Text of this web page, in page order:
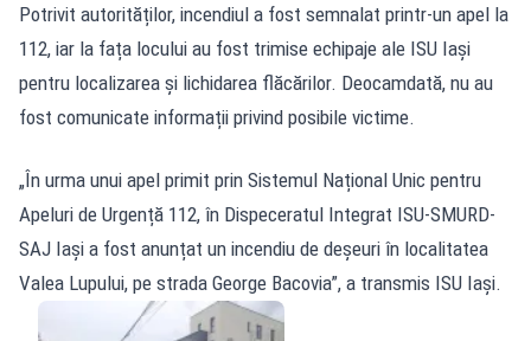
Potrivit autorităților, incendiul a fost semnalat printr-un apel la
112, iar la fața locului au fost trimise echipaje ale ISU Iași
pentru localizarea și lichidarea flăcărilor. Deocamdată, nu au
fost comunicate informații privind posibile victime.
„În urma unui apel primit prin Sistemul Național Unic pentru
Apeluri de Urgență 112, în Dispeceratul Integrat ISU-SMURD-
SAJ Iași a fost anunțat un incendiu de deșeuri în localitatea
Valea Lupului, pe strada George Bacovia”, a transmis ISU Iași.